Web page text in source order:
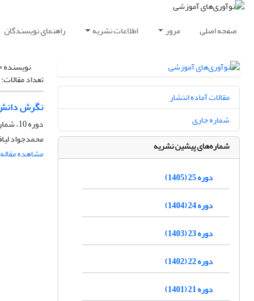
صفحه اصلی مرور اطلاعات نشریه راهنمای نویسندگان
نویسنده
تعداد مقالات:
نگرش
دوره 10، شماره 3، پاییز 1390، صفحه
محمدجواد
مشاهده مقاله
مقالات آماده انتشار
شماره جاری
شماره‌های پیشین نشریه
دوره 25 (1405)
دوره 24 (1404)
دوره 23 (1403)
دوره 22 (1402)
دوره 21 (1401)